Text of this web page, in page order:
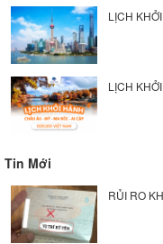
LỊCH
LỊCH
Tin Mới
RỦI RO